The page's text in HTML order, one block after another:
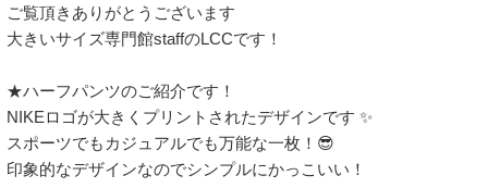
ご覧頂きありがとうございます
大きいサイズ専門館staffのLCCです！
★ハーフパンツのご紹介です！
NIKEロゴが大きくプリントされたデザインです ✨
スポーツでもカジュアルでも万能な一枚！😎
印象的なデザインなのでシンプルにかっこいい！